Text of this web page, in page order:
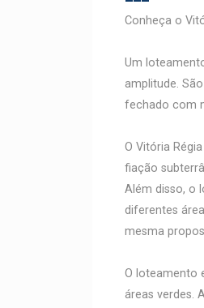
Conheça o
Um
amplitude.
fechado com
O Vitória
fiação
Além disso, o
diferentes
mesma
O loteamento
áreas verdes.